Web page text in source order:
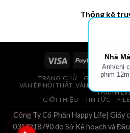
Thống kê
TRANG CHỦ
GIÁ VÁN PHỦ
VÁN ÉP NỘI THẤT, VÁN ÉP BAO BÌ,
THANH
GIỚI THIỆU
TIN TỨC
Công Ty Cổ Phần Happy Life| Giấy
0314218790 do Sở Kế hoạch và
Nhà
Anh/chị
phim